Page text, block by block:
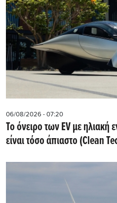
06/08/2026 - 07:20
Το όνειρο των EV με ηλιακή
είναι τόσο άπιαστο (Clean